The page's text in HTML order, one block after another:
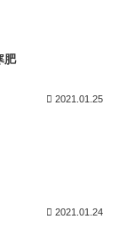
肥
2021.01.25
2021.01.24